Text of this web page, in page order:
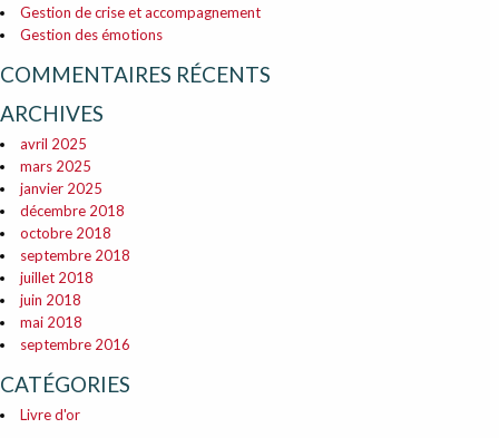
Gestion de crise et accompagnement
Gestion des émotions
COMMENTAIRES RÉCENTS
ARCHIVES
avril 2025
mars 2025
janvier 2025
décembre 2018
octobre 2018
septembre 2018
juillet 2018
juin 2018
mai 2018
septembre 2016
CATÉGORIES
Livre d'or